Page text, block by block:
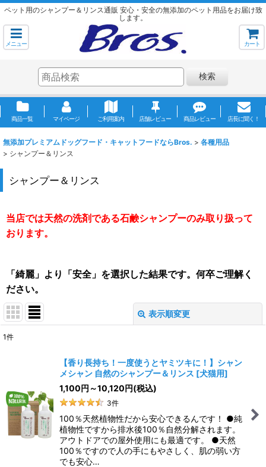
ペット用のシャンプー＆リンス通販 安心・安全の無添加のペット用品をお届け致
します。
メニュー カート
検索
商品一覧 マイページ ご利用案内 店舗レビュー 商品レビュー 店長に聞く！
無添加プレミアムドッグフード・キャットフードならBros. > 各種用品
> シャンプー＆リンス
シャンプー＆リンス
当店では天然の洗剤である石鹸シャンプーのみ取り扱って
おります。
「綺麗」より「安全」を選択した結果です。何卒ご理解く
ださい。
表示順変更
絞り込む
1件
【香り長持ち！一度使うとヤミツキに！】シャン
メシャン 自然のシャンプー＆リンス [犬猫用]
1,100円 ～10,120円(税込)
3件
100％天然植物性だから安心できるんです！ ●純
植物性ですから排水後100％自然分解されます。
アウトドアでの屋外使用にも最適です。 ●天然
100％ですので人の手にもやさしく、肌の弱い方
でも安心…